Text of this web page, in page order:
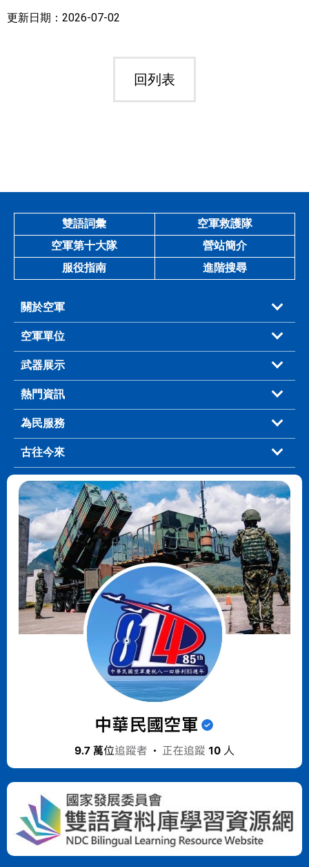
更新日期：2026-07-02
回列表
雙語詞彙
空軍救護隊
空軍第十大隊
營站簡介
服役指南
進階搜尋
關於空軍
空軍單位
武器展示
熱門資訊
為民服務
古往今來